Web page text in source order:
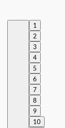
1
2
3
4
5
6
7
8
9
10